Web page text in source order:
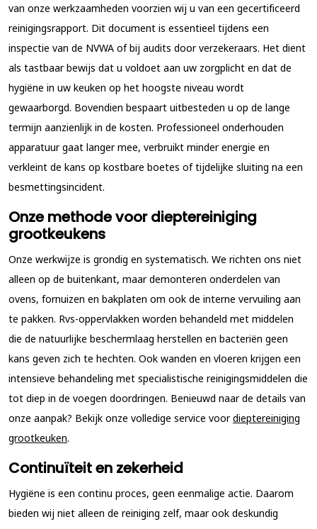
van onze werkzaamheden voorzien wij u van een gecertificeerd
reinigingsrapport. Dit document is essentieel tijdens een
inspectie van de NVWA of bij audits door verzekeraars. Het dient
als tastbaar bewijs dat u voldoet aan uw zorgplicht en dat de
hygiëne in uw keuken op het hoogste niveau wordt
gewaarborgd. Bovendien bespaart uitbesteden u op de lange
termijn aanzienlijk in de kosten. Professioneel onderhouden
apparatuur gaat langer mee, verbruikt minder energie en
verkleint de kans op kostbare boetes of tijdelijke sluiting na een
besmettingsincident.
Onze methode voor dieptereiniging
grootkeukens
Onze werkwijze is grondig en systematisch. We richten ons niet
alleen op de buitenkant, maar demonteren onderdelen van
ovens, fornuizen en bakplaten om ook de interne vervuiling aan
te pakken. Rvs-oppervlakken worden behandeld met middelen
die de natuurlijke beschermlaag herstellen en bacteriën geen
kans geven zich te hechten. Ook wanden en vloeren krijgen een
intensieve behandeling met specialistische reinigingsmiddelen die
tot diep in de voegen doordringen. Benieuwd naar de details van
onze aanpak? Bekijk onze volledige service voordieptereiniging
grootkeuken.
Continuïteit en zekerheid
Hygiëne is een continu proces, geen eenmalige actie. Daarom
bieden wij niet alleen de reiniging zelf, maar ook deskundig